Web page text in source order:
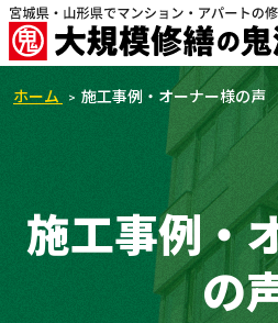
ホーム 施工事例・オーナー様の声
施工事例・
の